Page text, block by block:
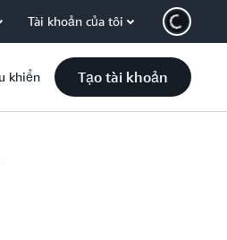
Tài khoản của tôi
khiển Tạo tài khoản